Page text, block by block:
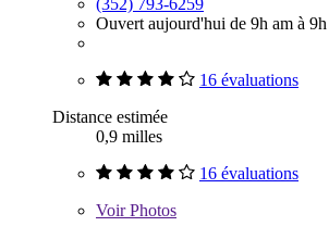
Ouvert aujourd'hui de 9h am à
16 évaluations
Distance estimée
0,9 milles
16 évaluations
VoirPhotos